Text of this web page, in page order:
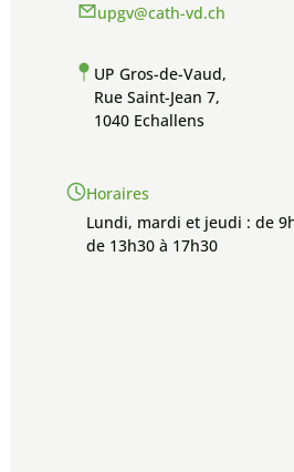
upgv@cath-vd.ch
UP Gros-de-Vaud,
Rue Saint-Jean 7,
1040 Echallens
Horaires
Lundi, mardi et jeudi : de
de 13h30 à 17h30